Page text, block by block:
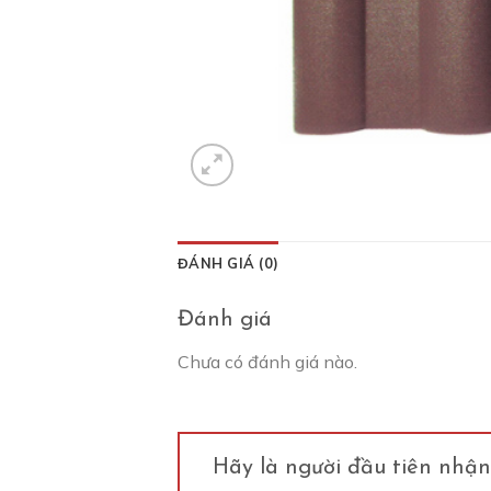
ĐÁNH GIÁ (0)
Đánh giá
Chưa có đánh giá nào.
Hãy là người đầu tiên nhận